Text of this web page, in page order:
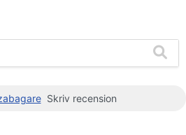
Skriv recension